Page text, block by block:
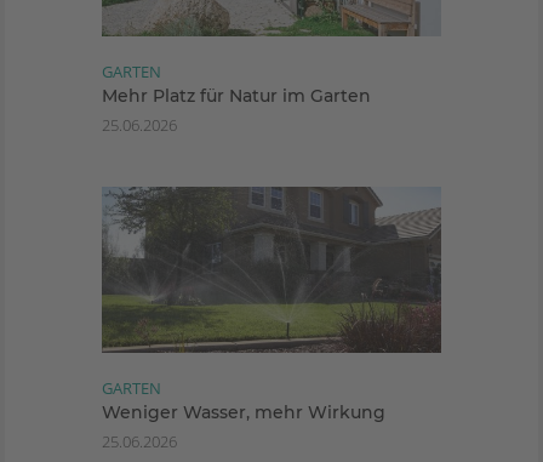
GARTEN
Mehr Platz für Natur im Garten
25.06.2026
GARTEN
Weniger Wasser, mehr Wirkung
25.06.2026